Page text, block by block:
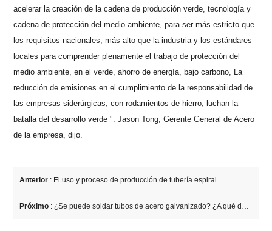
acelerar la creación de la cadena de producción verde, tecnología y
cadena de protección del medio ambiente, para ser más estricto que
los requisitos nacionales, más alto que la industria y los estándares
locales para comprender plenamente el trabajo de protección del
medio ambiente, en el verde, ahorro de energía, bajo carbono, La
reducción de emisiones en el cumplimiento de la responsabilidad de
las empresas siderúrgicas, con rodamientos de hierro, luchan la
batalla del desarrollo verde ". Jason Tong, Gerente General de Acero
de la empresa, dijo.
Anterior : El uso y proceso de producción de tubería espiral
Próximo : ¿Se puede soldar tubos de acero galvanizado? ¿A qué debo prestar atención?